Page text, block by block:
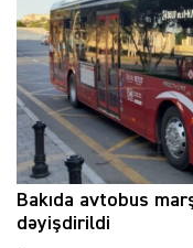
Bakıda avtobus
dəyişdirildi